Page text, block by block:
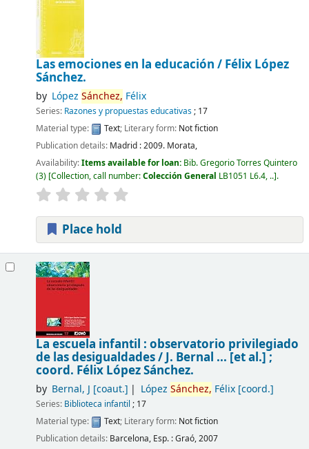
Las emociones en la educación / Félix López
Sánchez.
by López Sánchez, Félix
Series: Razones y propuestas educativas; 17
Material type:
Text; Literary form: Not fiction
Publication details: Madrid : 2009. Morata,
Availability:Items available for loan: Bib. Gregorio Torres Quintero
(3) Collection, call number:Colección General LB1051 L6.4, .. .
Place hold
La escuela infantil : observatorio privilegiado
de las desigualdades /J. Bernal ... [et al.] ;
coord. Félix López Sánchez.
by Bernal, J [coaut.] López Sánchez, Félix[coord.]
Series: Biblioteca infantil ; 17
Material type:
Text; Literary form: Not fiction
Publication details: Barcelona, Esp. :Graó,2007